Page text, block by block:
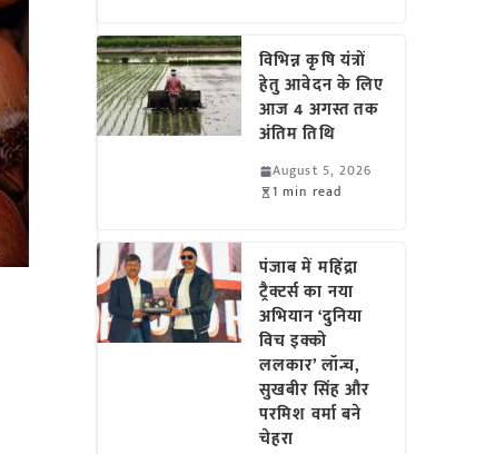
विभिन्न कृषि यंत्रों
हेतु आवेदन के लिए
आज 4 अगस्त तक
अंतिम तिथि
August 5, 2026
1 min read
पंजाब में महिंद्रा
ट्रैक्टर्स का नया
अभियान ‘दुनिया
विच इक्को
ललकार’ लॉन्च,
सुखबीर सिंह और
परमिश वर्मा बने
चेहरा